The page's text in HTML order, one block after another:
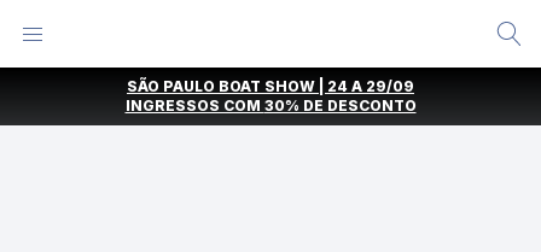
SÃO PAULO BOAT SHOW | 24 A 29/09
INGRESSOS COM 30% DE DESCONTO